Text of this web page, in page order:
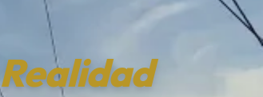
Realidad